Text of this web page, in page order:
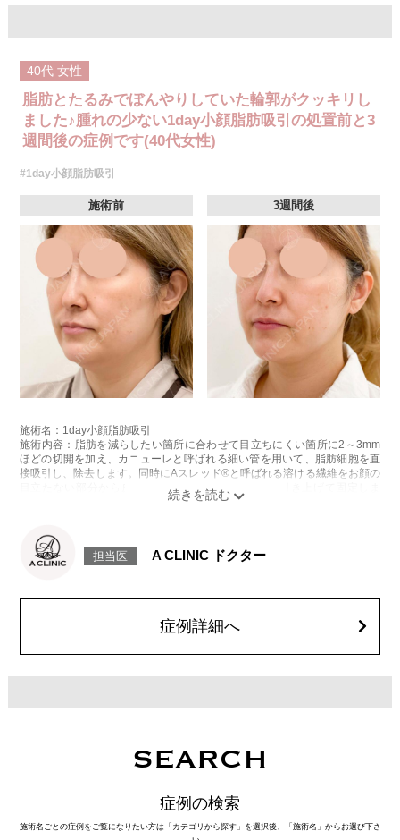
40代 女性
脂肪とたるみでぼんやりしていた輪郭がクッキリし
ました♪腫れの少ない1day小顔脂肪吸引の処置前と3
週間後の症例です(40代女性)
#1day小顔脂肪吸引
施術前 3週間後
施術名：1day小顔脂肪吸引
施術内容：脂肪を減らしたい箇所に合わせて目立ちにくい箇所に2～3mm
ほどの切開を加え、カニューレと呼ばれる細い管を用いて、脂肪細胞を直
接吸引し、除去します。同時にAスレッド®と呼ばれる溶ける繊維をお顔の
目立たない部分から皮下へ挿入し、皮膚を内側から引き上げて固定しま
感などが術後一時的に生じることがございます。また、稀に貧血、細菌感
染症、左右差、施術箇所の知覚鈍麻、ぼこつき、硬結、瘢痕化、色素沈
顔の脂肪吸引箇所の追加 1ヶ所ごと+162,800円(税込)
オプション：笑気麻酔 3,300円(税込)
担当医 A CLINIC ドクター
症例詳細へ
SEARCH
症例の検索
施術名ごとの症例をご覧になりたい方は「カテゴリから探す」を選択後、「施術名」からお選び下さ